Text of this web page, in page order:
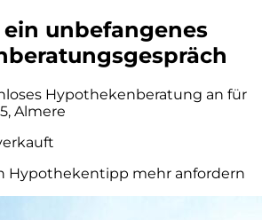
unbefangenes
Hypothekenberatung an für
Almere
Hypothekentipp mehr anfordern